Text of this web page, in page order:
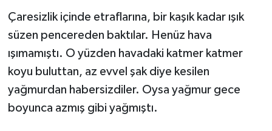
Çaresizlik içinde etraflarına, bir kaşık kadar ışık
süzen pencereden baktılar. Henüz hava
ışımamıştı. O yüzden havadaki katmer katmer
koyu buluttan, az evvel şak diye kesilen
yağmurdan habersizdiler. Oysa yağmur gece
boyunca azmış gibi yağmıştı.